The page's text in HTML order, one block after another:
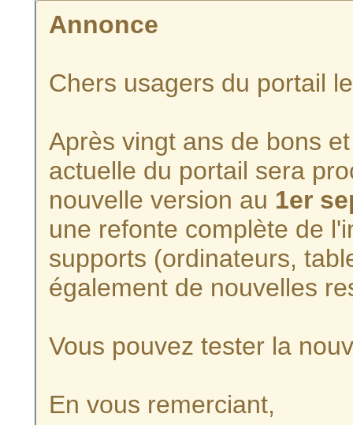
Annonce
Chers usagers du portail
Après vingt ans de bons
actuelle du portail sera
nouvelle version au 1er
une refonte complète de
supports (ordinateurs,
également de nouvelles
Vous pouvez tester la
En vous remerciant,